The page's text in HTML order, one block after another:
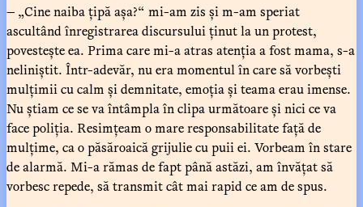
— „Cine naiba țipă așa?“ mi-am zis și m-am speriat
ascultând înregistrarea discursului ținut la un protest,
povestește ea. Prima care mi-a atras atenția a fost mama, s-a
neliniștit. Într-adevăr, nu era momentul în care să vorbești
mulțimii cu calm și demnitate, emoția și teama erau imense.
Nu știam ce se va întâmpla în clipa următoare și nici ce va
face poliția. Resimțeam o mare responsabilitate față de
mulțime, ca o păsăroaică grijulie cu puii ei. Vorbeam în stare
de alarmă. Mi-a rămas de fapt până astăzi, am învățat să
vorbesc repede, să transmit cât mai rapid ce am de spus.